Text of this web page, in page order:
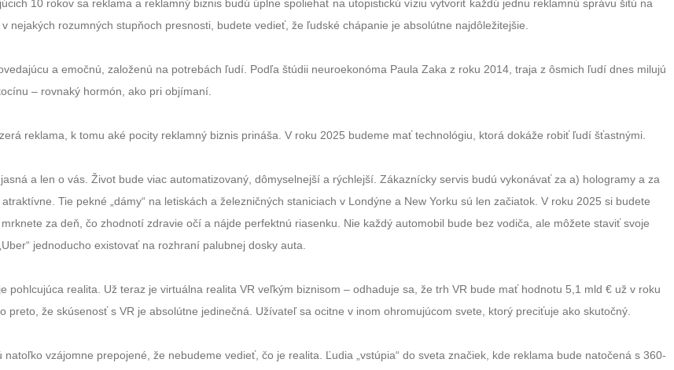
10 rokov sa reklama a reklamný biznis budú úplne spoliehať na utopistickú víziu vytvoriť každú jednu reklamnú správu šitú na
rozumných stupňoch presnosti, budete vedieť, že ľudské chápanie je absolútne najdôležitejšie.
a emočnú, založenú na potrebách ľudí. Podľa štúdii neuroekonóma Paula Zaka z roku 2014, traja z ôsmich ľudí dnes milujú
– rovnaký hormón, ako pri objímaní.
reklama, k tomu aké pocity reklamný biznis prináša. V roku 2025 budeme mať technológiu, ktorá dokáže robiť ľudí šťastnými.
a len o vás. Život bude viac automatizovaný, dômyselnejší a rýchlejší. Zákaznícky servis budú vykonávať za a) hologramy a za
Tie pekné „dámy“ na letiskách a železničných staniciach v Londýne a New Yorku sú len začiatok. V roku 2025 si budete
za deň, čo zhodnotí zdravie očí a nájde perfektnú riasenku. Nie každý automobil bude bez vodiča, ale môžete staviť svoje
jednoducho existovať na rozhraní palubnej dosky auta.
realita. Už teraz je virtuálna realita VR veľkým biznisom – odhaduje sa, že trh VR bude mať hodnotu 5,1 mld € už v roku
že skúsenosť s VR je absolútne jedinečná. Užívateľ sa ocitne v inom ohromujúcom svete, ktorý preciťuje ako skutočný.
vzájomne prepojené, že nebudeme vedieť, čo je realita. Ľudia „vstúpia“ do sveta značiek, kde reklama bude natočená s 360-